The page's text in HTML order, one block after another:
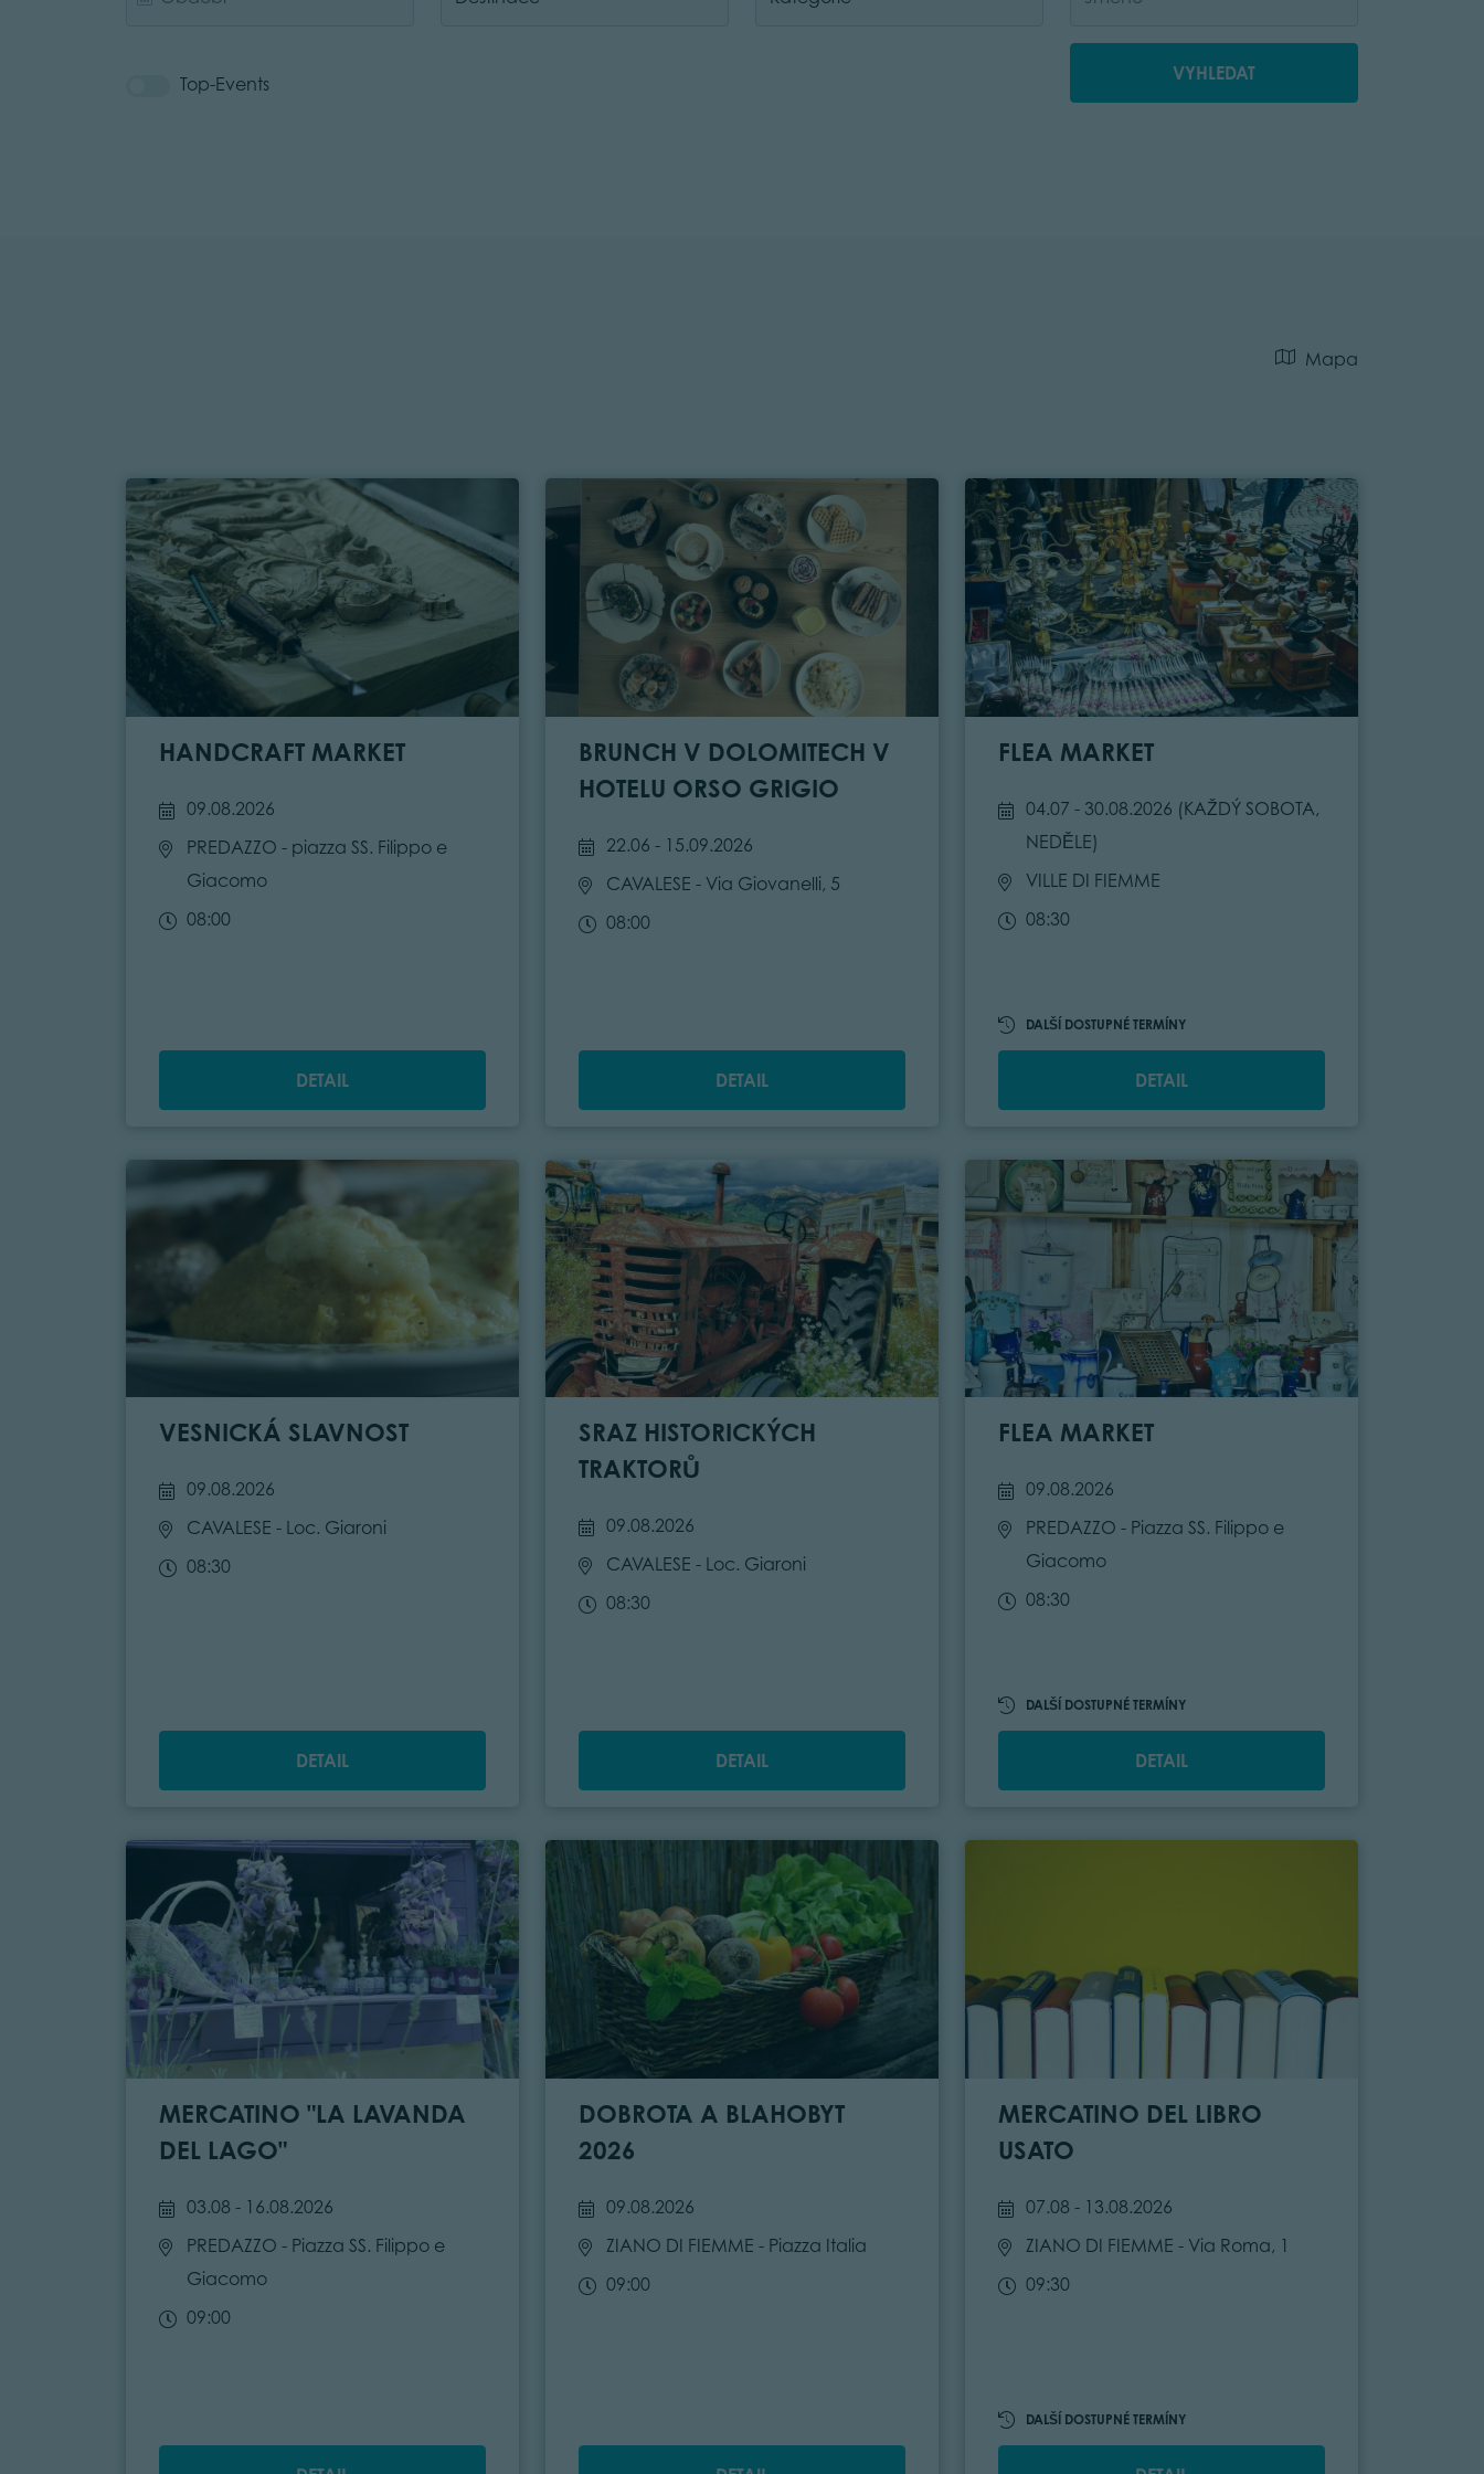
Top-Events VYHLEDAT
Mapa
HANDCRAFT MARKET
09.08.2026
PREDAZZO - piazza SS. Filippo e
Giacomo
08:00
DETAIL
BRUNCH V DOLOMITECH V
HOTELU ORSO GRIGIO
22.06 - 15.09.2026
CAVALESE - Via Giovanelli, 5
08:00
DETAIL
FLEA MARKET
04.07 - 30.08.2026 (KAŽDÝ SOBOTA,
NEDĚLE)
VILLE DI FIEMME
08:30
DALŠÍ DOSTUPNÉ TERMÍNY
DETAIL
VESNICKÁ SLAVNOST
09.08.2026
CAVALESE - Loc. Giaroni
08:30
DETAIL
SRAZ HISTORICKÝCH
TRAKTORŮ
09.08.2026
CAVALESE - Loc. Giaroni
08:30
DETAIL
FLEA MARKET
09.08.2026
PREDAZZO - Piazza SS. Filippo e
Giacomo
08:30
DALŠÍ DOSTUPNÉ TERMÍNY
DETAIL
MERCATINO "LA LAVANDA
DEL LAGO"
03.08 - 16.08.2026
PREDAZZO - Piazza SS. Filippo e
Giacomo
09:00
DOBROTA A BLAHOBYT
2026
09.08.2026
ZIANO DI FIEMME - Piazza Italia
09:00
MERCATINO DEL LIBRO
USATO
07.08 - 13.08.2026
ZIANO DI FIEMME - Via Roma, 1
09:30
DALŠÍ DOSTUPNÉ TERMÍNY